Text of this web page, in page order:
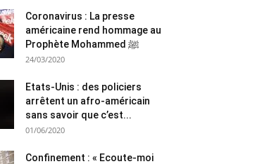
Coronavirus : La presse
américaine rend hommage au
Prophète Mohammed ﷺ
24/03/2020
Etats-Unis : des policiers
arrêtent un afro-américain
sans savoir que c’est...
01/06/2020
Confinement : « Ecoute-moi